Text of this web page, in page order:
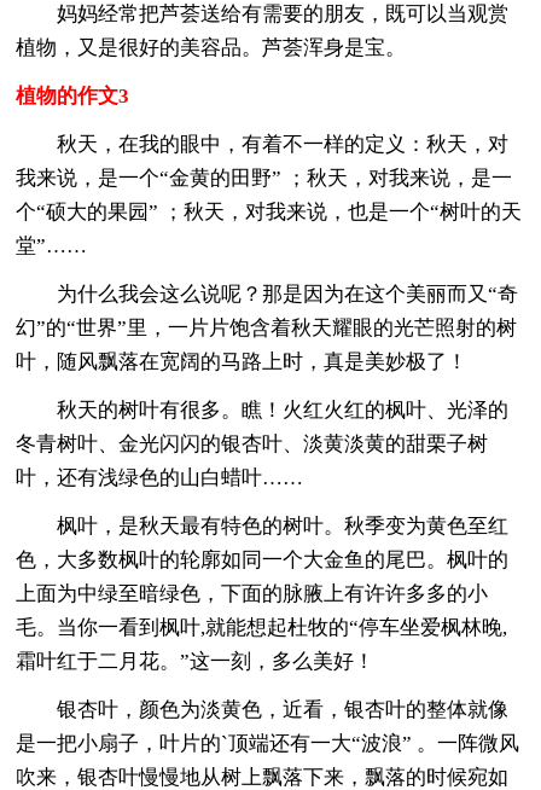
妈妈经常把芦荟送给有需要的朋友，既可以当观赏
植物，又是很好的美容品。芦荟浑身是宝。
植物的作文3
秋天，在我的眼中，有着不一样的定义：秋天，对
我来说，是一个“金黄的田野” ；秋天，对我来说，是一
个“硕大的果园” ；秋天，对我来说，也是一个“树叶的天
堂”……
为什么我会这么说呢？那是因为在这个美丽而又“奇
幻”的“世界”里，一片片饱含着秋天耀眼的光芒照射的树
叶，随风飘落在宽阔的马路上时，真是美妙极了！
秋天的树叶有很多。瞧！火红火红的枫叶、光泽的
冬青树叶、金光闪闪的银杏叶、淡黄淡黄的甜栗子树
叶，还有浅绿色的山白蜡叶……
枫叶，是秋天最有特色的树叶。秋季变为黄色至红
色，大多数枫叶的轮廓如同一个大金鱼的尾巴。枫叶的
上面为中绿至暗绿色，下面的脉腋上有许许多多的小
毛。当你一看到枫叶,就能想起杜牧的“停车坐爱枫林晚,
霜叶红于二月花。”这一刻，多么美好！
银杏叶，颜色为淡黄色，近看，银杏叶的整体就像
是一把小扇子，叶片的`顶端还有一大“波浪” 。一阵微风
吹来，银杏叶慢慢地从树上飘落下来，飘落的时候宛如